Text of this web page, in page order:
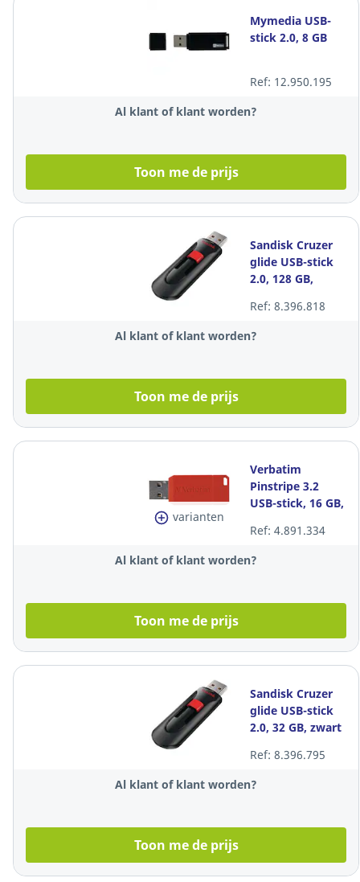
Mymedia USB-
stick 2.0, 8 GB
Ref: 12.950.195
Al klant of klant worden?
Toon me de prijs
Sandisk Cruzer
glide USB-stick
2.0, 128 GB,
Ref: 8.396.818
Al klant of klant worden?
Toon me de prijs
varianten
Verbatim
Pinstripe 3.2
USB-stick, 16 GB,
Ref: 4.891.334
Al klant of klant worden?
Toon me de prijs
Sandisk Cruzer
glide USB-stick
2.0, 32 GB, zwart
Ref: 8.396.795
Al klant of klant worden?
Toon me de prijs